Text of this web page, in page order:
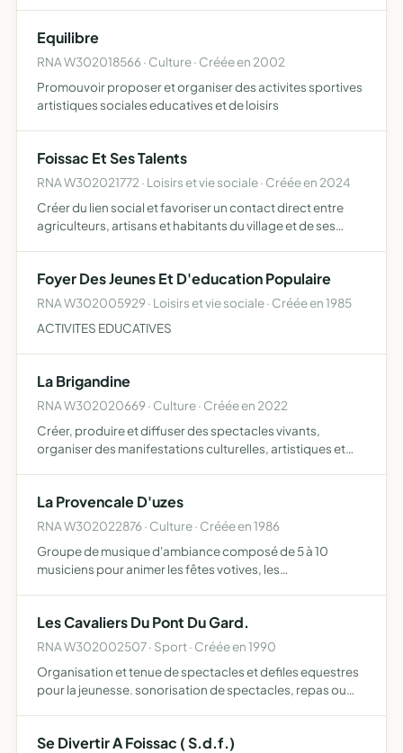
Equilibre
RNA W302018566 · Culture · Créée en 2002
Promouvoir proposer et organiser des activites sportives
artistiques sociales educatives et de loisirs
Foissac Et Ses Talents
RNA W302021772 · Loisirs et vie sociale · Créée en 2024
Créer du lien social et favoriser un contact direct entre
agriculteurs, artisans et habitants du village et de ses
Foyer Des Jeunes Et D'education Populaire
RNA W302005929 · Loisirs et vie sociale · Créée en 1985
ACTIVITES EDUCATIVES
La Brigandine
RNA W302020669 · Culture · Créée en 2022
Créer, produire et diffuser des spectacles vivants,
organiser des manifestations culturelles, artistiques et
l'éduca…
La Provencale D'uzes
RNA W302022876 · Culture · Créée en 1986
Groupe de musique d'ambiance composé de 5 à 10
musiciens pour animer les fêtes votives, les
complémentaires ou suscepti…
Les Cavaliers Du Pont Du Gard.
RNA W302002507 · Sport · Créée en 1990
Organisation et tenue de spectacles et defiles equestres
pour la jeunesse. sonorisation de spectacles, repas ou
Se Divertir A Foissac ( S.d.f.)